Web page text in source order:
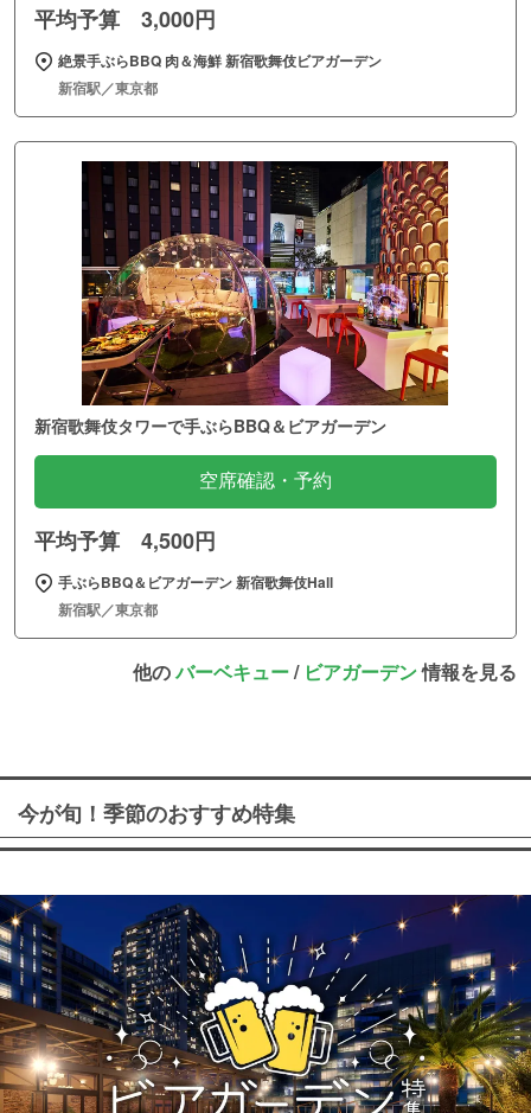
平均予算 3,000円
絶景手ぶらBBQ 肉＆海鮮 新宿歌舞伎ビアガーデン
新宿駅／東京都
新宿歌舞伎タワーで手ぶらBBQ＆ビアガーデン
空席確認・予約
平均予算 4,500円
手ぶらBBQ＆ビアガーデン 新宿歌舞伎Hall
新宿駅／東京都
他のバーベキュー/ ビアガーデン情報を見る
今が旬！季節のおすすめ特集